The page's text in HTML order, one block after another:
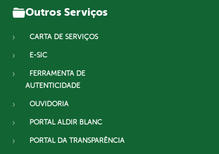
Outros Serviços
CARTA DE SERVIÇOS
E-SIC
FERRAMENTA DE
AUTENTICIDADE
OUVIDORIA
PORTAL ALDIR BLANC
PORTAL DA TRANSPARÊNCIA